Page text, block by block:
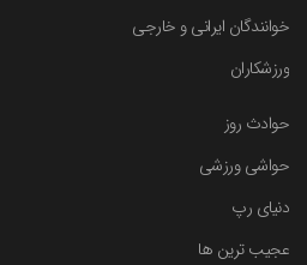
خوانندگان ایرانی و خارجی
ورزشکاران
حوادث روز
حواشی ورزشی
دنیای رپ
عجیب ترین ها